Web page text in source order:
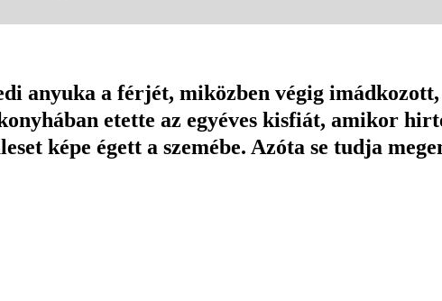
anyuka a férjét, miközben végig imádkozott,
etette az egyéves kisfiát, amikor
képe égett a szemébe. Azóta se tudja